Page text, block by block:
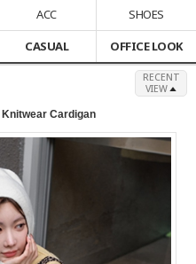
ACC
SHOES
CASUAL OFFICE LOOK
RECENT
VIEW
Cardigan